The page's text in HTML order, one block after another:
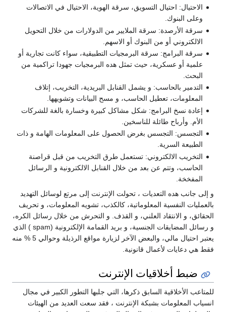
الاحتيال: احتيال التسويق، سرقة الهوية، الاحتيال في الاتصالات
وعلى البنوك.
سرقة الأرصدة: سرقة الملايير من الدولارات من خلال التحويل
الالكتروني أو من البنوك أو الاسهم.
سرقة البرامج: سرقة البرمجيات التطبيقية، سواء كانت تجارية أو
علمية أو عسكرية، حيث تمثل هده البرمجيات جهودا تراكمية من
البحث.
التدمير بالحاسب: و يشمل القنابل البريدية، التخريب، إتلاف
المعلومات، تعطيل الحاسب، و مسح البيانات وتشويهها.
إعادة نسخ البرامج: شكل مشاكل كبيرة وخسارة بالغة للشركات
الأم. وأرباح طائلة للناسخين.
التجسس: التجسس بغرض الحصول على المعلومات الهامة و ذات
الطبيعة السرية.
التخريب الالكتروني: تستعمل طرق التخريب من قبل قراصنة
الحاسب، وتتم عن بعد من خلال القنابل الالكترونية و الرسائل
المفخخة.
و إلى جانب هده التعديات ، تحولت الإنترنت إلى مرتع لوسائل التهديد
بالعمليات النفسية المعلوماتية، كالكذب، تشويه المعلومات، و تحريف
الحقائق، و الانتقاد العلني، و القذف. و التحرش من خلال رسائل الكره،
و رسائل المضايقات الجنسية، و بريد القمامة الإلكترونية (spam ) الذي
يعتبر احتيال مالي، والبعض الآخر لزيارة مواقع الرذيلة وحوالي 5 % منه
فقط هي دعايات لأعمال قانونية.
ضبط أخلاقيات الإنترنت
للمتاعب الأخلاقية السابق ذكرها، التي جلبها التطور الكبير في مجال
انسياب المعلومات بشبكة الإنترنت ، فقد سعت العديد من الهيئات